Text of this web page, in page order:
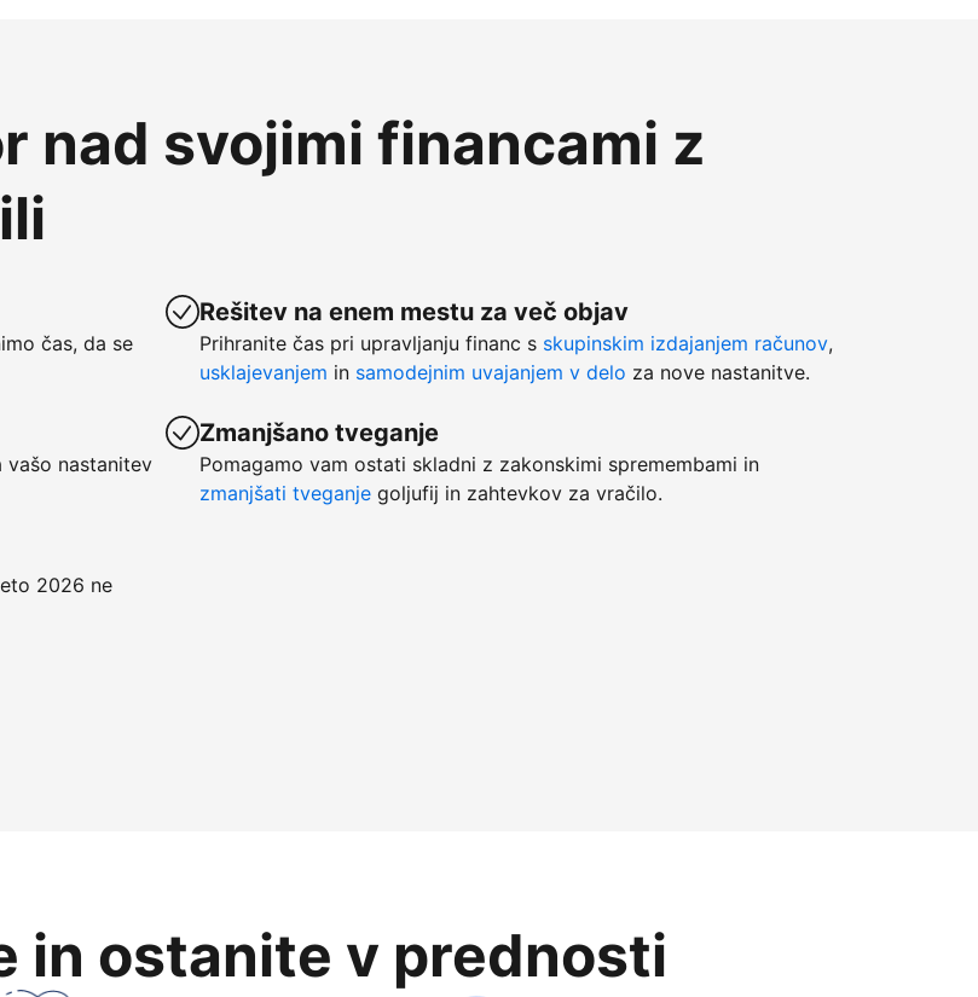
nad svojimi financami z
čas, da se
vašo nastanitev
2026 ne
Rešitev na enem mestu za več objav
Prihranite čas pri upravljanju financ s skupinskim izdajanjem računov,
usklajevanjem in samodejnim uvajanjem v delo za nove nastanitve.
Zmanjšano tveganje
Pomagamo vam ostati skladni z zakonskimi spremembami in
zmanjšati tveganje goljufij in zahtevkov za vračilo.
in ostanite v prednosti